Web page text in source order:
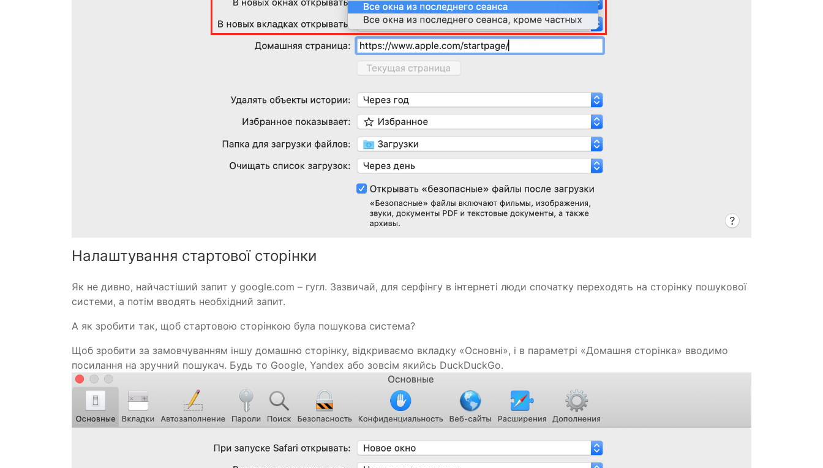
Налаштування стартової сторінки
Як не дивно, найчастіший запит у google.com – гугл. Зазвичай, для серфінгу в інтернеті люди спочатку переходять на сторінку пошукової
системи, а потім вводять необхідний запит.
А як зробити так, щоб стартовою сторінкою була пошукова система?
Щоб зробити за замовчуванням іншу домашню сторінку, відкриваємо вкладку «Основні», і в параметрі «Домашня сторінка» вводимо
посилання на зручний пошукач. Будь то Google, Yandex або зовсім якийсь DuckDuckGo.